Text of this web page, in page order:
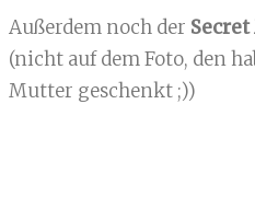
Außerdem noch der
(nicht auf dem Foto, den
Mutter geschenkt ;))